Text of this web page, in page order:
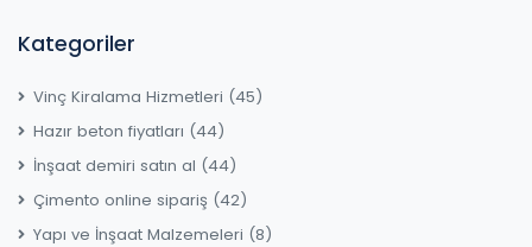
Kategoriler
Vinç Kiralama Hizmetleri (45)
Hazır beton fiyatları (44)
İnşaat demiri satın al (44)
Çimento online sipariş (42)
Yapı ve İnşaat Malzemeleri (8)